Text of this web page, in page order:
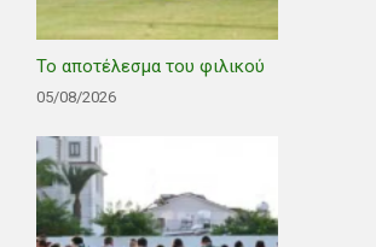
Το αποτέλεσμα του φιλικού
05/08/2026